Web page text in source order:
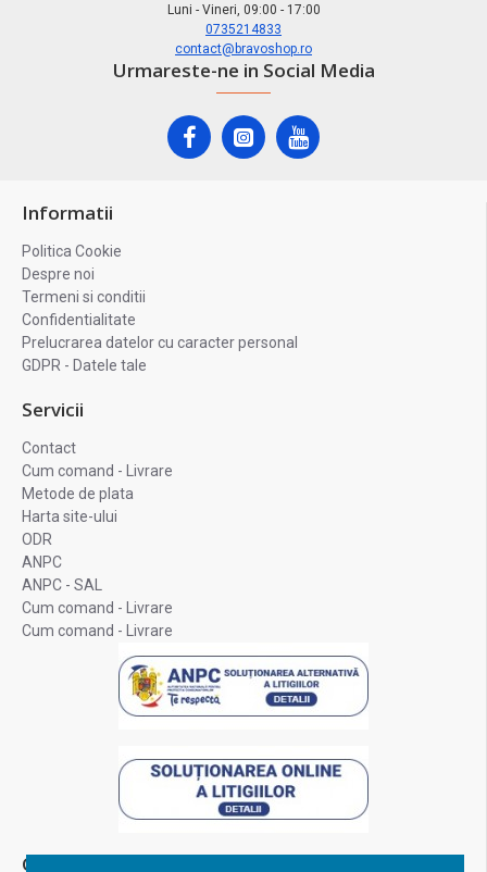
Luni - Vineri, 09:00 - 17:00
0735214833
contact@bravoshop.ro
Urmareste-ne in Social Media
Informatii
Politica Cookie
Despre noi
Termeni si conditii
Confidentialitate
Prelucrarea datelor cu caracter personal
GDPR - Datele tale
Servicii
Contact
Cum comand - Livrare
Metode de plata
Harta site-ului
ODR
ANPC
ANPC - SAL
Cum comand - Livrare
Cum comand - Livrare
Contul Meu